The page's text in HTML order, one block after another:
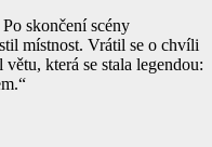
skončení scény
místnost. Vrátil se o chvíli
která se stala legendou: